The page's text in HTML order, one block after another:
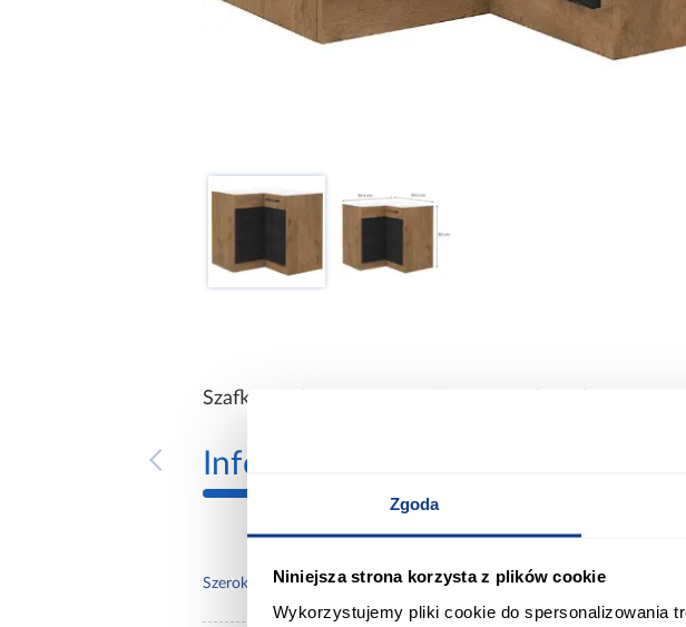
Zgoda
Niniejsza strona korzysta z plików cookie
Wykorzystujemy pliki cookie do spersonalizowania
Szafka Kuchenna Vigo Dark 90x90 Nd 2f Bb
Informacje
Szerokość [cm]: 84.40